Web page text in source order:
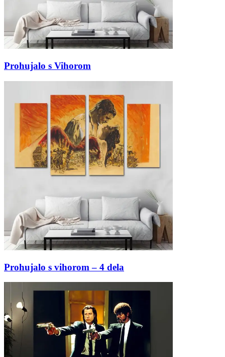
Prohujalo s Vihorom
Prohujalo s vihorom – 4 dela